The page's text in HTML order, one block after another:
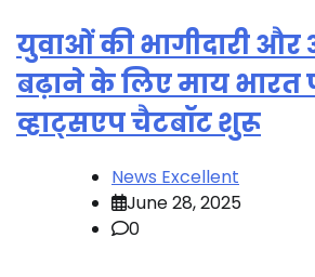
युवाओं की भागीदारी
बढ़ाने के लिए माय भारत
व्हाट्सएप चैटबॉट शुरू
News Excellent
June 28, 2025
0